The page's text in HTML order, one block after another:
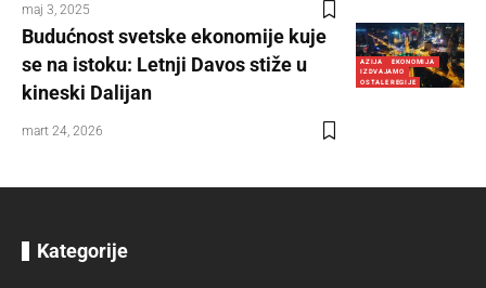
maj 3, 2025
AZIJA
EKONOMIJA
IZDVAJAMO
OSTALE REGIJE
Budućnost svetske ekonomije kuje
se na istoku: Letnji Davos stiže u
kineski Dalijan
mart 24, 2026
Kategorije